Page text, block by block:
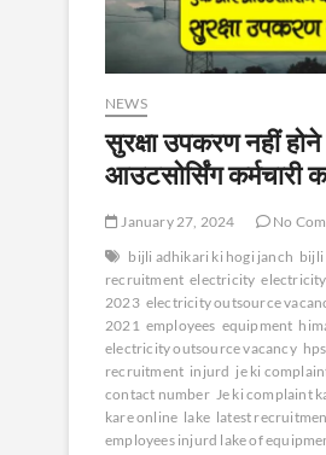
NEWS
सुरक्षा उपकरण नहीं
आउटसोर्सिंग
January 27, 2024
No
bijli adhikari ki hogi janch bijli
recruitment electricity
2023 electricity outsource
2021 employees equipment
electricity outsource vacancy
recruitment injurd je ki
contact number Je ki complaint
kare online lake latest
employees injurd lake of